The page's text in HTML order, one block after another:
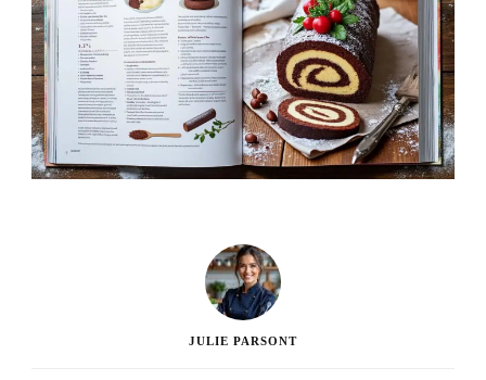
JULIE PARSONT